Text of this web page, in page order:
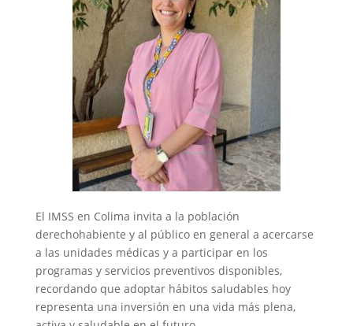
El IMSS en Colima invita a la población
derechohabiente y al público en general a acercarse
a las unidades médicas y a participar en los
programas y servicios preventivos disponibles,
recordando que adoptar hábitos saludables hoy
representa una inversión en una vida más plena,